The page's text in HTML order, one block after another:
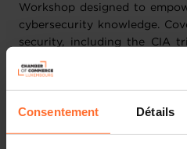
Consentement Détails
Workshop designed to
cybersecurity knowledge.
security, including the CIA
attack mechanisms, along
areas like GDPR and PCI
examples and interactive
actionable insights to